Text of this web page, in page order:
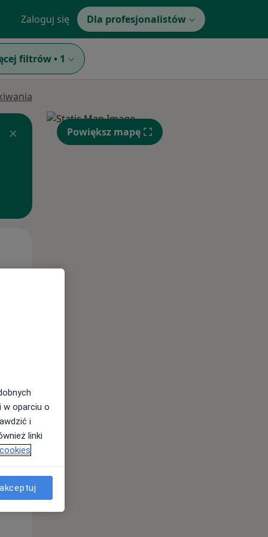
Zaloguj się Dla profesjonalistów
filtrów • 1
Wt,
11 Sie
Powiększ mapę
w oparciu o
i
linki